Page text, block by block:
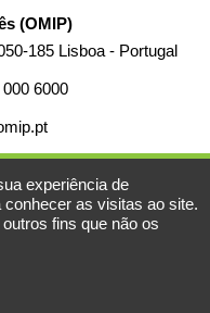
(OMIP)
185 Lisboa - Portugal
6000
reservados
MAPA WEB
experiência de
as visitas ao site.
fins que não os